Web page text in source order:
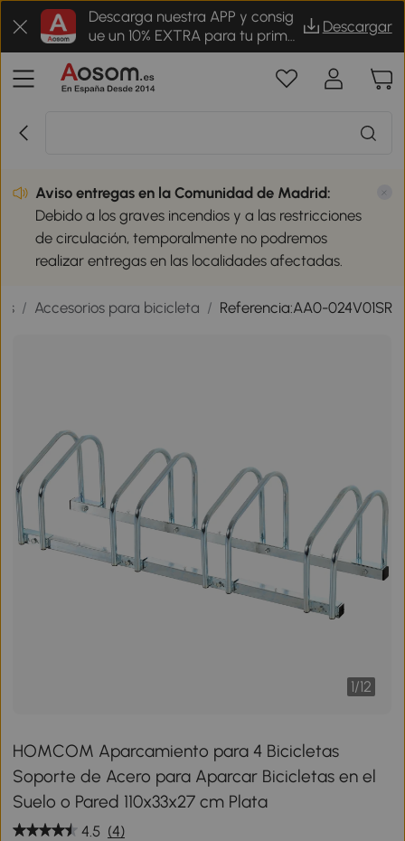
Descarga nuestra APP y consig
ue un 10% EXTRA para tu prime
r pedido
Descargar
Aviso entregas en la Comunidad de Madrid:
Debido a los graves incendios y a las restricciones
de circulación, temporalmente no podremos
realizar entregas en las localidades afectadas.
/ Accesorios para bicicleta / Referencia:AA0-024V01SR
1/12
HOMCOM Aparcamiento para 4 Bicicletas
Soporte de Acero para Aparcar Bicicletas en el
Suelo o Pared 110x33x27 cm Plata
4.5 (4)